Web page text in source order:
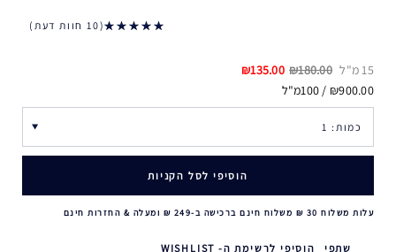
10 חוות דעת
15 מ"ל ₪180.00
₪135.00
₪900.00 / 100מ"ל
הוסיפי לסל הקניות
עלות משלוח 30 ₪ משלוח חינם ברכישה ב-249 ₪ ומעלה & החזרות חינם
שתפי הוסיפי לרשימת ה- WISHLIST